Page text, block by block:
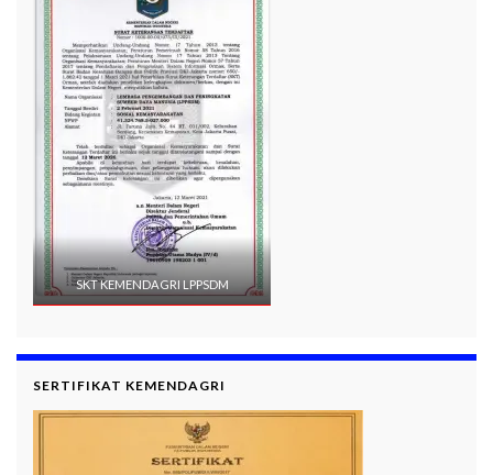
SKT KEMENDAGRI LPPSDM
SERTIFIKAT KEMENDAGRI